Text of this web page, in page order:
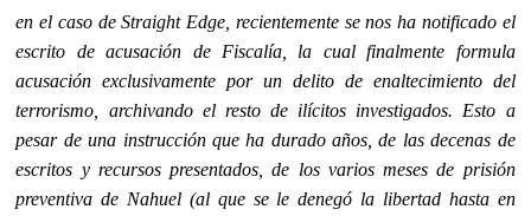
en el caso de Straight Edge, recientemente se nos ha notificado el
escrito de acusación de Fiscalía, la cual finalmente formula
acusación exclusivamente por un delito de enaltecimiento del
terrorismo, archivando el resto de ilícitos investigados. Esto a
pesar de una instrucción que ha durado años, de las decenas de
escritos y recursos presentados, de los varios meses de prisión
preventiva de Nahuel (al que se le denegó la libertad hasta en